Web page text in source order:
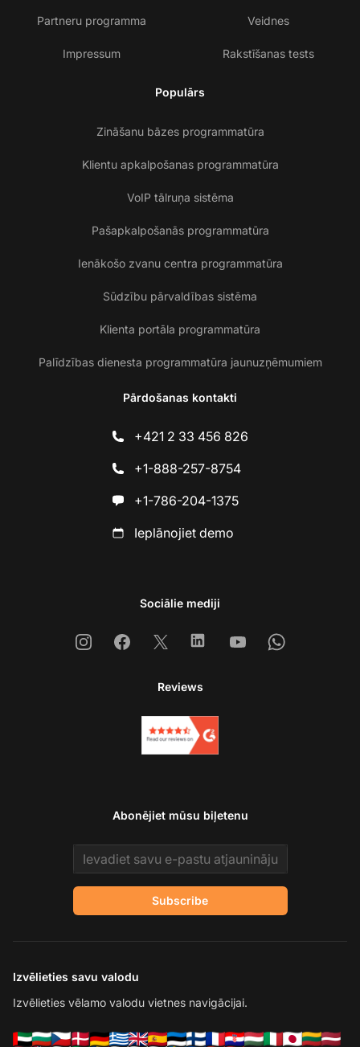
Partneru programma
Impressum
Veidnes
Rakstīšanas tests
Populārs
Zināšanu bāzes programmatūra
Klientu apkalpošanas programmatūra
VoIP tālruņa sistēma
Pašapkalpošanās programmatūra
Ienākošo zvanu centra programmatūra
Sūdzību pārvaldības sistēma
Klienta portāla programmatūra
Palīdzības dienesta programmatūra jaunuzņēmumiem
Pārdošanas kontakti
+421 2 33 456 826
+1-888-257-8754
+1-786-204-1375
Ieplānojiet demo
Sociālie mediji
InstagramFacebook
X LinkedinYoutubeWhatsapp
Reviews
Abonējiet mūsu biļetenu
Email address
Subscribe
Izvēlieties savu valodu
Izvēlieties vēlamo valodu vietnes navigācijai.